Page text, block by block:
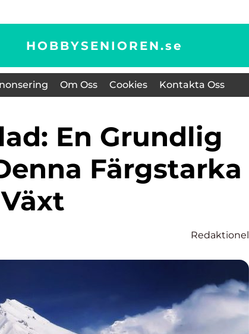
HOBBYSENIOREN.se
Om Oss Cookies Kontakta Oss
Färgstarka
Växt
Redaktionel